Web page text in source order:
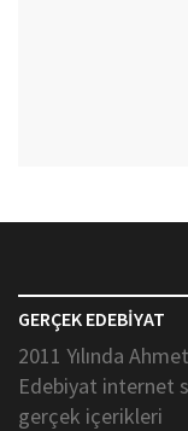
GERÇEK EDEBİYAT
2011 Yılında
Edebiyat internet
gerçek içerikleri